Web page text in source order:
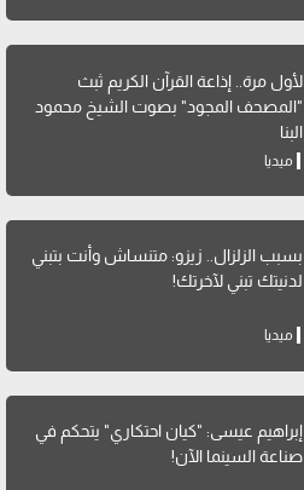
لأول مرة.. إذاعة القرآن الكريم ثبث
"المصحف المجود" بصوت الشيخ محمود
البنا
ميديا
بسبب الزلزال.. زيزو: متنساش وأنت بتبني
لدنيتك تبني لآخرتك!
ميديا
إبراهيم عيسى: "كيان احتكاري" يتحكم في
صناعة السينما الآن!